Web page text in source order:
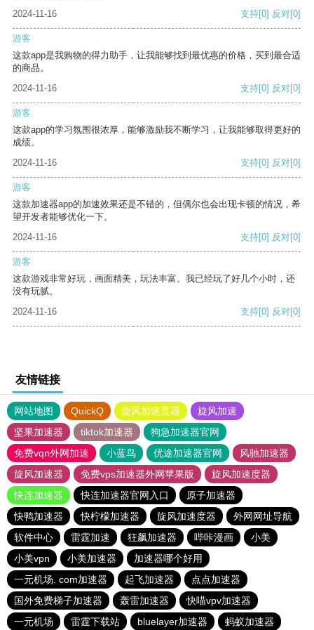
2024-11-16
支持[0] 反对[0]
游客
这款app是我购物的得力助手，让我能够找到最优惠的价格，买到最合适
的商品。
2024-11-16
支持[0] 反对[0]
游客
这款app的学习氛围很浓厚，能够激励我不断学习，让我能够取得更好的
成绩。
2024-11-16
支持[0] 反对[0]
游客
这款加速器app的加速效果还是不错的，但偶尔也会出现卡顿的情况，希
望开发者能够优化一下。
2024-11-16
支持[0] 反对[0]
游客
这款游戏非常好玩，画面精美，玩法丰富。我已经玩了好几个小时，还
没有玩腻。
2024-11-16
支持[0] 反对[0]
友情链接
网站地图 QuickQ 旋风加速度器
旋风加速
坚果加速器
tiktok加速器
狗急加速器官网
免费vqn外网加速
小蓝鸟 优途加速器官网
风驰加速器
旋风加速器
免费vps加速器外网苹果版
旋风加速度器
快连加速器
快连加速器官网入口
原子加速器
快鸭加速器
快柠檬加速器 旋风加速度器
外网网址导航
软件中心
雷霆加速 狂飙加速器 哔咔漫画
小美
小美vpn
小美加速器
加速器哪个好用
一元机场. com加速器
起飞加速器
点点加速器
国外免费梯子加速器
轰雷加速器
快喵vpv加速器
一元机场
雷霆下载站 bluelayer加速器 蚂蚁加速器